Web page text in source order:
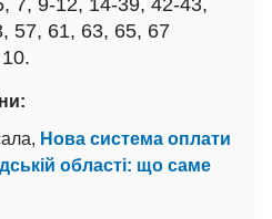
7, 9-12, 14-39, 42-43,
57, 61, 63, 65, 67
Нова система оплати
області: що саме